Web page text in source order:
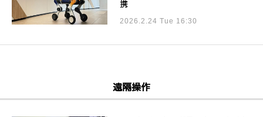
携
2026.2.24 Tue 16:30
遠隔操作